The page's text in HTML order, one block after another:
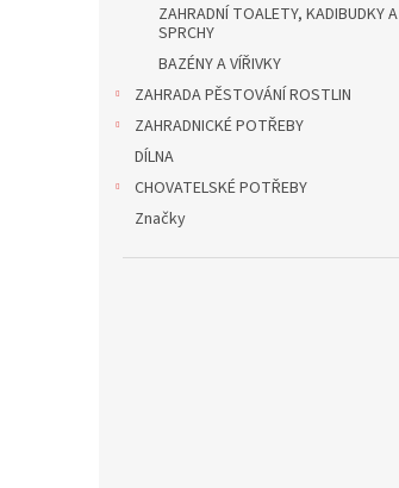
ZAHRADNÍ TOALETY, KADIBUDKY A
SPRCHY
BAZÉNY A VÍŘIVKY
ZAHRADA PĚSTOVÁNÍ ROSTLIN
ZAHRADNICKÉ POTŘEBY
DÍLNA
CHOVATELSKÉ POTŘEBY
Značky